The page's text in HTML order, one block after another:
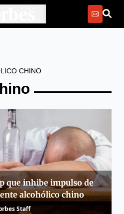
CHINO
que inhibe impulso de
alcohólico chino
Staff